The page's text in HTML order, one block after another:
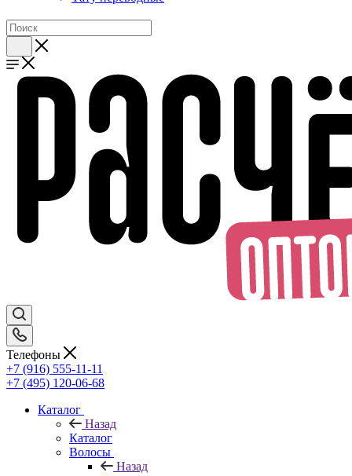
Телефоны
+7 (916) 555-11-11
+7 (495) 120-06-68
Каталог
Назад
Каталог
Волосы
Назад